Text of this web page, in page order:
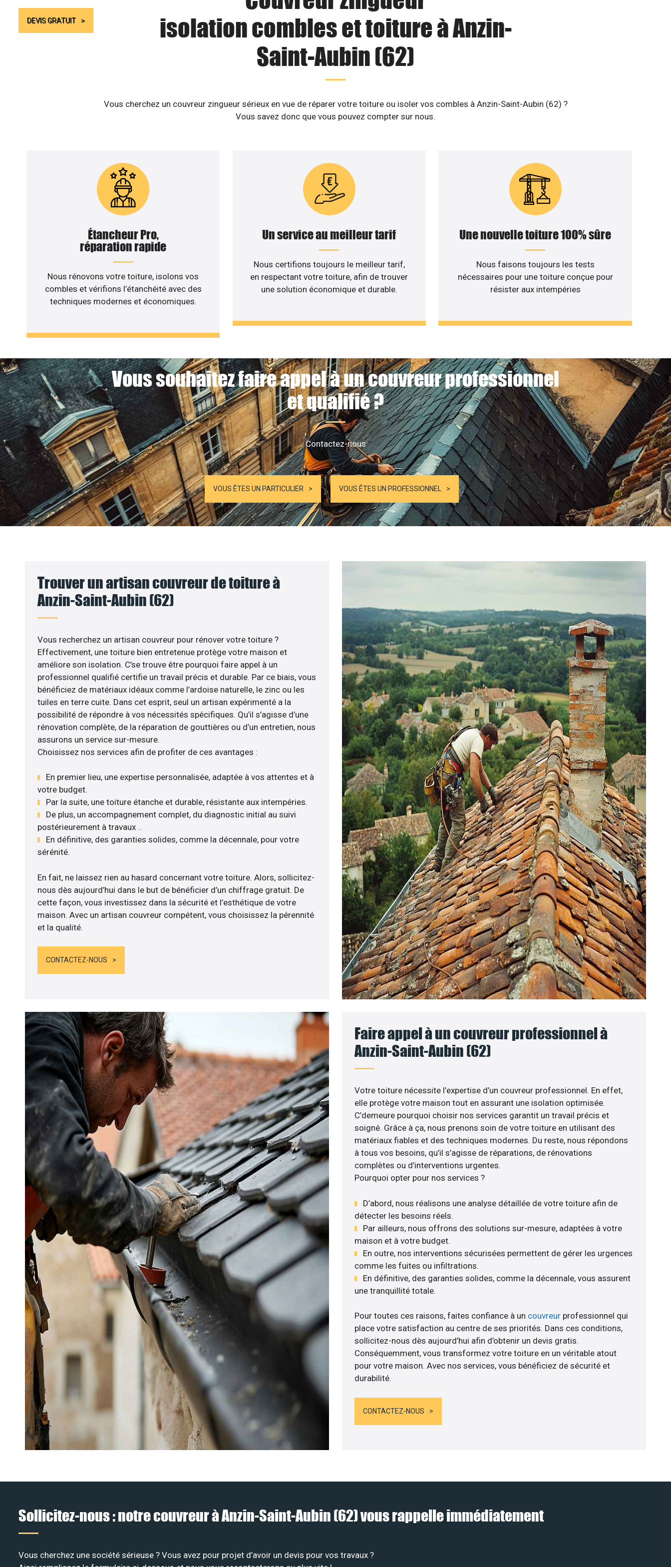
DEVIS GRATUIT
isolation combles et toiture à Anzin-
Saint-Aubin (62)
Vous cherchez un couvreur zingueur sérieux en vue de réparer votre toiture ou isoler vos combles à Anzin-Saint-Aubin (62) ?
Vous savez donc que vous pouvez compter sur nous.
Étancheur Pro,
réparation rapide
Nous rénovons votre toiture, isolons vos
combles et vérifions l’étanchéité avec des
techniques modernes et économiques.
Un service au meilleur tarif
Nous certifions toujours le meilleur tarif,
en respectant votre toiture, afin de trouver
une solution économique et durable.
Une nouvelle toiture 100% sûre
Nous faisons toujours les tests
nécessaires pour une toiture conçue pour
résister aux intempéries
Vous souhaitez faire appel à un couvreur professionnel
et qualifié ?
Contactez-nous
VOUS ÊTES UN PARTICULIER VOUS ÊTES UN PROFESSIONNEL
Trouver un artisan couvreur de toiture à
Anzin-Saint-Aubin (62)
Vous recherchez un artisan couvreur pour rénover votre toiture ?
Effectivement, une toiture bien entretenue protège votre maison et
améliore son isolation. C’se trouve être pourquoi faire appel à un
professionnel qualifié certifie un travail précis et durable. Par ce biais, vous
bénéficiez de matériaux idéaux comme l’ardoise naturelle, le zinc ou les
tuiles en terre cuite. Dans cet esprit, seul un artisan expérimenté a la
possibilité de répondre à vos nécessités spécifiques. Qu’il s’agisse d’une
rénovation complète, de la réparation de gouttières ou d’un entretien, nous
assurons un service sur-mesure.
Choisissez nos services afin de profiter de ces avantages :
En premier lieu, une expertise personnalisée, adaptée à vos attentes et à
votre budget.
Par la suite, une toiture étanche et durable, résistante aux intempéries.
De plus, un accompagnement complet, du diagnostic initial au suivi
postérieurement à travaux ..
En définitive, des garanties solides, comme la décennale, pour votre
sérénité.
En fait, ne laissez rien au hasard concernant votre toiture. Alors, sollicitez-
nous dès aujourd’hui dans le but de bénéficier d’un chiffrage gratuit. De
cette façon, vous investissez dans la sécurité et l’esthétique de votre
maison. Avec un artisan couvreur compétent, vous choisissez la pérennité
et la qualité.
CONTACTEZ-NOUS
Faire appel à un couvreur professionnel à
Anzin-Saint-Aubin (62)
Votre toiture nécessite l’expertise d’un couvreur professionnel. En effet,
elle protège votre maison tout en assurant une isolation optimisée.
C’demeure pourquoi choisir nos services garantit un travail précis et
soigné. Grâce à ça, nous prenons soin de votre toiture en utilisant des
matériaux fiables et des techniques modernes. Du reste, nous répondons
à tous vos besoins, qu’il s’agisse de réparations, de rénovations
complètes ou d’interventions urgentes.
Pourquoi opter pour nos services ?
D’abord, nous réalisons une analyse détaillée de votre toiture afin de
détecter les besoins réels.
Par ailleurs, nous offrons des solutions sur-mesure, adaptées à votre
maison et à votre budget.
En outre, nos interventions sécurisées permettent de gérer les urgences
comme les fuites ou infiltrations.
En définitive, des garanties solides, comme la décennale, vous assurent
une tranquillité totale.
Pour toutes ces raisons, faites confiance à un couvreurprofessionnel qui
place votre satisfaction au centre de ses priorités. Dans ces conditions,
sollicitez-nous dès aujourd’hui afin d’obtenir un devis gratis.
Conséquemment, vous transformez votre toiture en un véritable atout
pour votre maison. Avec nos services, vous bénéficiez de sécurité et
durabilité.
CONTACTEZ-NOUS
Sollicitez-nous : notre couvreur à Anzin-Saint-Aubin (62) vous rappelle immédiatement
Vous cherchez une société sérieuse ? Vous avez pour projet d’avoir un devis pour vos travaux ?